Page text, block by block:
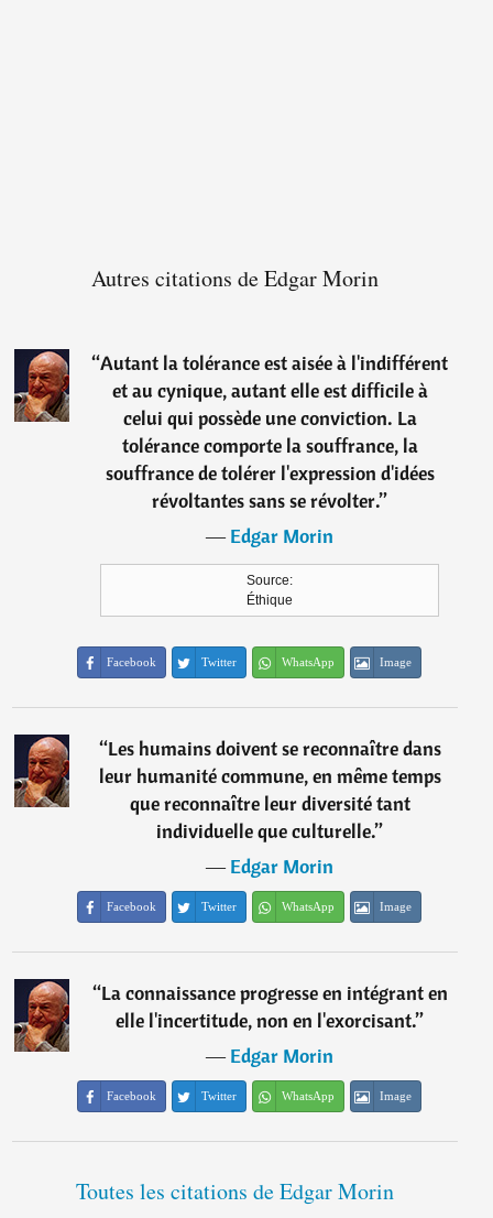
Autres citations de Edgar Morin
“Autant la tolérance est aisée à l'indifférent
et au cynique, autant elle est difficile à
celui qui possède une conviction. La
tolérance comporte la souffrance, la
souffrance de tolérer l'expression d'idées
révoltantes sans se révolter.”
―Edgar Morin
Source:
Éthique
Facebook Twitter WhatsApp Image
“Les humains doivent se reconnaître dans
leur humanité commune, en même temps
que reconnaître leur diversité tant
individuelle que culturelle.”
―Edgar Morin
Facebook Twitter WhatsApp Image
“La connaissance progresse en intégrant en
elle l'incertitude, non en l'exorcisant.”
―Edgar Morin
Facebook Twitter WhatsApp Image
Toutes les citations de Edgar Morin